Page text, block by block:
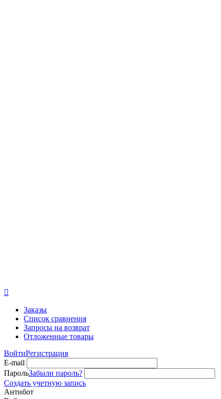

Заказы
Список сравнения
Запросы на возврат
Отложенные товары
ВойтиРегистрация
E-mail
ПарольЗабыли пароль?
Создать учетную запись
Антибот